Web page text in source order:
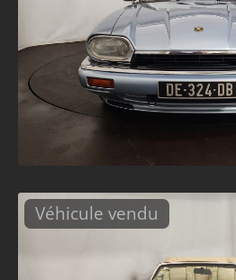
Véhicule vendu